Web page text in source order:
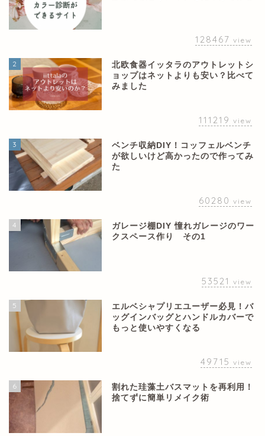
128467 view
2
北欧食器イッタラのアウトレットシ
ョップはネットよりも安い？比べて
みました
111219 view
3
ベンチ収納DIY！コッフェルベンチ
が欲しいけど高かったので作ってみ
た
60280 view
4
ガレージ棚DIY 憧れガレージのワー
クスペース作り その1
53521 view
5
エルベシャプリエユーザー必見！バ
ッグインバッグとハンドルカバーで
もっと使いやすくなる
49715 view
6
割れた珪藻土バスマットを再利用！
捨てずに簡単リメイク術